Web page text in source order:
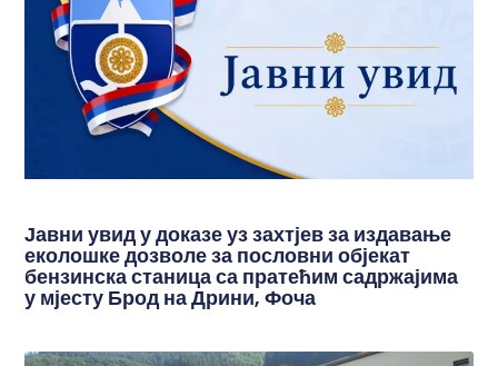
Јавни увид у доказе уз захтјев за издавање
еколошке дозволе за пословни објекат
бензинска станица са пратећим садржајима
у мјесту Брод на Дрини, Фоча